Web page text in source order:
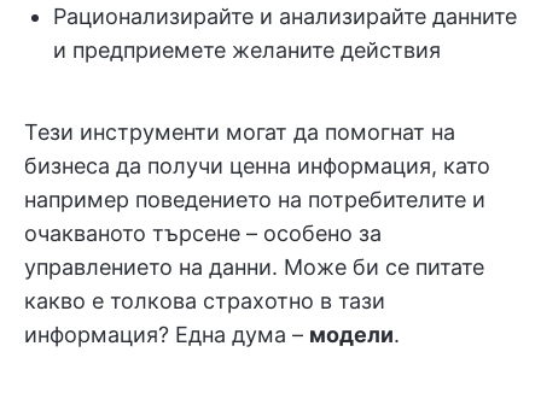
Рационализирайте и анализирайте данните
и предприемете желаните действия
Тези инструменти могат да помогнат на
бизнеса да получи ценна информация, като
например поведението на потребителите и
очакваното търсене – особено за
управлението на данни. Може би се питате
какво е толкова страхотно в тази
информация? Една дума – модели.